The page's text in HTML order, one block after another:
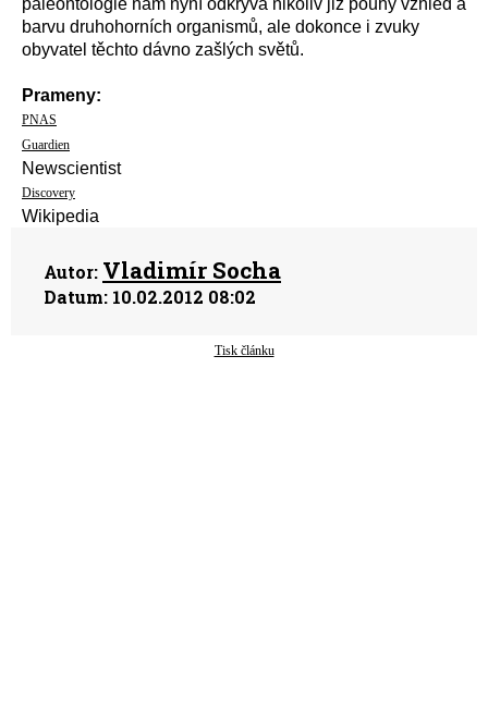
paleontologie nám nyní odkrývá nikoliv již pouhý vzhled a
barvu druhohorních organismů, ale dokonce i zvuky
obyvatel těchto dávno zašlých světů.
Prameny:
PNAS
Guardien
Newscientist
Discovery
Wikipedia
Autor: Vladimír Socha
Datum: 10.02.2012 08:02
Tisk článku